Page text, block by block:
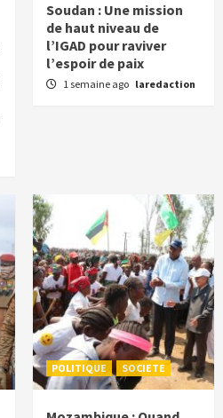
Soudan : Une mission
de haut niveau de
l’IGAD pour raviver
l’espoir de paix
1 semaine ago laredaction
POLITIQUE SOCIETE